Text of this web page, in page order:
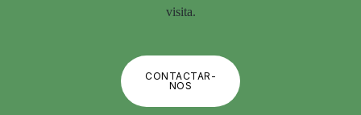
visita.
CONTACTAR-
NOS